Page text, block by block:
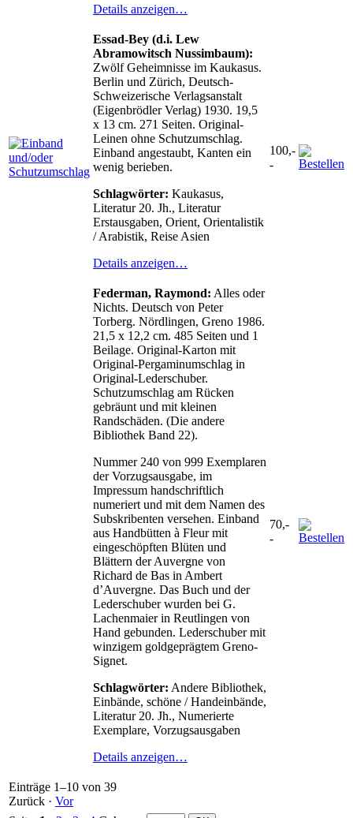
Details anzeigen…
Essad-Bey (d.i. Lew
Abramowitsch Nussimbaum):
Zwölf Geheimnisse im Kaukasus.
Berlin und Zürich, Deutsch-
Schweizerische Verlagsanstalt
(Eigenbrödler Verlag) 1930. 19,5
x 13 cm. 271 Seiten. Original-
Leinen ohne Schutzumschlag.
Einband angestaubt, Kanten ein
wenig berieben.
Schlagwörter: Kaukasus,
Literatur 20. Jh., Literatur
Erstausgaben, Orient, Orientalistik
/ Arabistik, Reise Asien
Details anzeigen…
100,-
-
Federman, Raymond: Alles oder
Nichts. Deutsch von Peter
Torberg. Nördlingen, Greno 1986.
21,5 x 12,2 cm. 485 Seiten und 1
Beilage. Original-Karton mit
Original-Pergaminumschlag in
Original-Lederschuber.
Schutzumschlag am Rücken
gebräunt und mit kleinen
Randschäden. (Die andere
Bibliothek Band 22).
Nummer 240 von 999 Exemplaren
der Vorzugsausgabe, im
Impressum handschriftlich
numeriert und mit dem Namen des
Subskribenten versehen. Einband
aus Handbütten à Fleur mit
eingeschöpften Blüten und
Blättern der Auvergne von
Richard de Bas in Ambert
d’Auvergne. Das Buch und der
Lederschuber wurden bei G.
Lachenmaier in Reutlingen von
Hand gebunden. Lederschuber mit
winzigem goldgeprägtem Greno-
Signet.
Schlagwörter: Andere Bibliothek,
Einbände, schöne / Handeinbände,
Literatur 20. Jh., Numerierte
Exemplare, Vorzugsausgaben
Details anzeigen…
70,-
-
Einträge 1–10 von 39
Zurück · Vor